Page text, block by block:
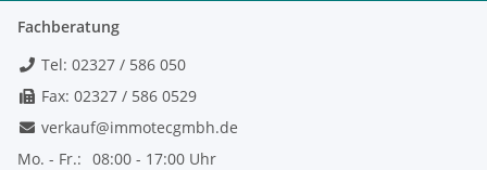
Fachberatung
Tel: 02327 / 586 050
Fax: 02327 / 586 0529
verkauf@immotecgmbh.de
Mo. - Fr.: 08:00 - 17:00 Uhr